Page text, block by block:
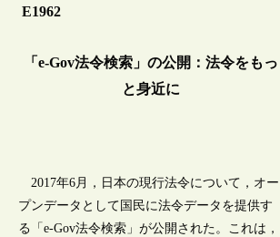
E1962
「e-Gov法令検索」の公開：法令をもっ
と身近に
2017年6月，日本の現行法令について，オー
プンデータとして国民に法令データを提供す
る「e-Gov法令検索」が公開された。これは，